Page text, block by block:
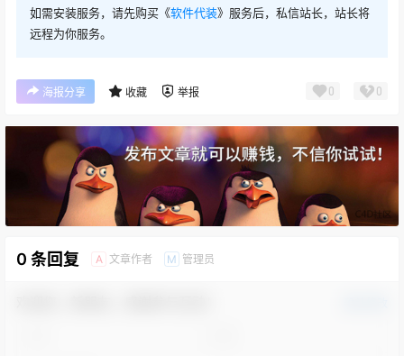
如需安装服务，请先购买《软件代装》服务后，私信站长，站长将
远程为你服务。
海报分享 收藏 举报 0 0
0 条回复 A 文章作者 M 管理员